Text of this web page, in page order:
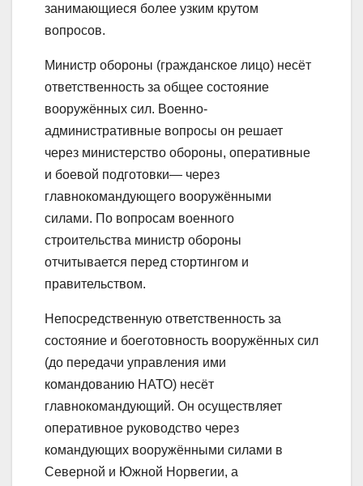
занимающиеся более узким крутом
вопросов.
Министр обороны (гражданское лицо) несёт
ответственность за общее состояние
вооружённых сил. Военно-
административные вопросы он решает
через министерство обороны, оперативные
и боевой подготовки— через
главнокомандующего вооружёнными
силами. По вопросам военного
строительства министр обороны
отчитывается перед стортингом и
правительством.
Непосредственную ответственность за
состояние и боеготовность вооружённых сил
(до передачи управления ими
командованию НАТО) несёт
главнокомандующий. Он осуществляет
оперативное руководство через
командующих вооружёнными силами в
Северной и Южной Норвегии, а